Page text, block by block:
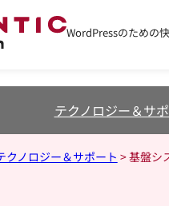
WordPressのための
テクノロジー＆サ
クノロジー＆サポート >基盤シ